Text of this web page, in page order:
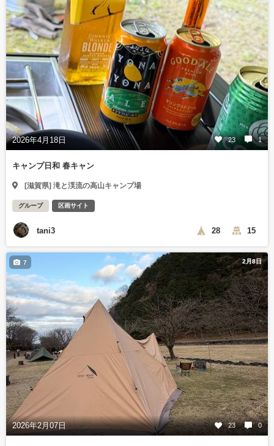
2026年4月18日 23 1
キャンプ日和 春キャン
[滋賀県] 滝と渓流の高山キャンプ場
グループ 区画サイト
tani3 28 15
2月8日
2026年2月07日 23 0
7